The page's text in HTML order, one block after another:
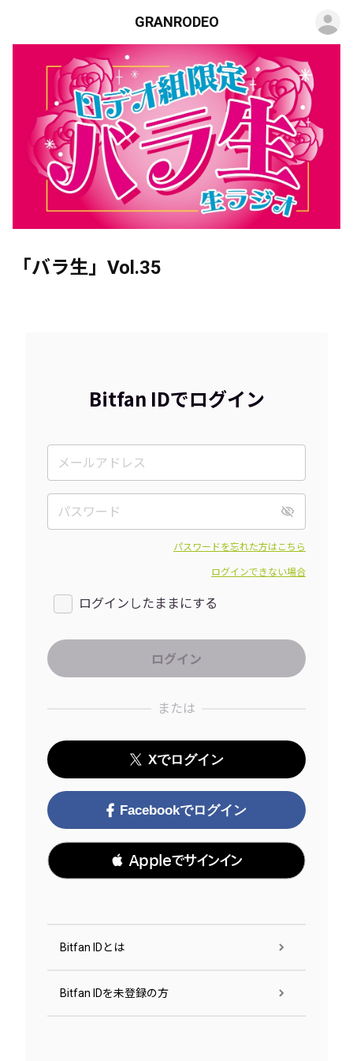
GRANRODEO
「バラ生」Vol.35
Bitfan IDでログイン
パスワードを忘れた方はこちら
ログインできない場合
ログインしたままにする
または
Xでログイン
Facebookでログイン
 Appleでサインイン
Bitfan IDとは
Bitfan IDを未登録の方